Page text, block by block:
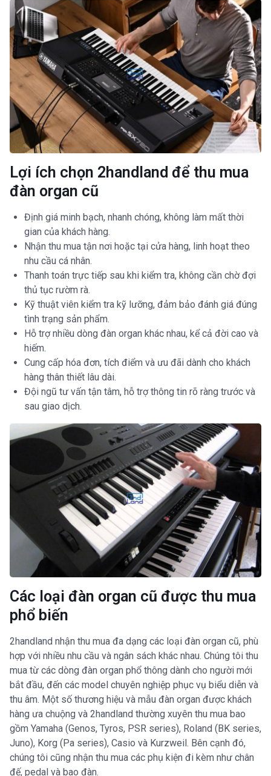
Lợi ích chọn 2handland để thu mua
đàn organ cũ
Định giá minh bạch, nhanh chóng, không làm mất thời
gian của khách hàng.
Nhận thu mua tận nơi hoặc tại cửa hàng, linh hoạt theo
nhu cầu cá nhân.
Thanh toán trực tiếp sau khi kiểm tra, không cần chờ đợi
thủ tục rườm rà.
Kỹ thuật viên kiểm tra kỹ lưỡng, đảm bảo đánh giá đúng
tình trạng sản phẩm.
Hỗ trợ nhiều dòng đàn organ khác nhau, kể cả đời cao và
hiếm.
Cung cấp hóa đơn, tích điểm và ưu đãi dành cho khách
hàng thân thiết lâu dài.
Đội ngũ tư vấn tận tâm, hỗ trợ thông tin rõ ràng trước và
sau giao dịch.
Các loại đàn organ cũ được thu mua
phổ biến
2handland nhận thu mua đa dạng các loại đàn organ cũ, phù
hợp với nhiều nhu cầu và ngân sách khác nhau. Chúng tôi thu
mua từ các dòng đàn organ phổ thông dành cho người mới
bắt đầu, đến các model chuyên nghiệp phục vụ biểu diễn và
thu âm. Một số thương hiệu và mẫu đàn organ được khách
hàng ưa chuộng và 2handland thường xuyên thu mua bao
gồm Yamaha (Genos, Tyros, PSR series), Roland (BK series,
Juno), Korg (Pa series), Casio và Kurzweil. Bên cạnh đó,
chúng tôi cũng nhận thu mua các phụ kiện đi kèm như chân
đế, pedal và bao đàn.